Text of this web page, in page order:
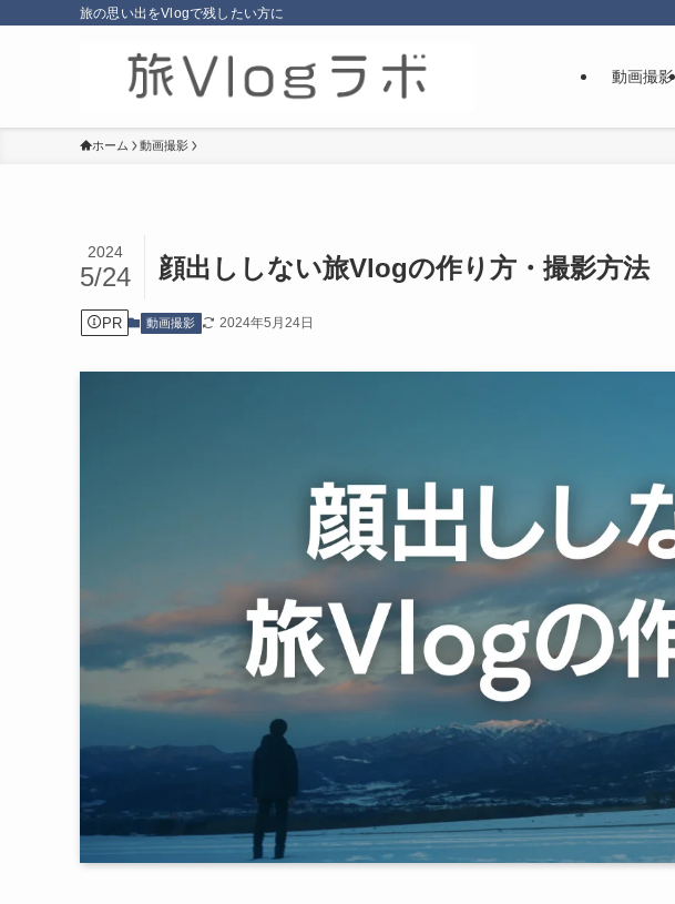
旅の思い出をVlogで残したい方に
動画撮影
ホーム 動画撮影
顔出ししない旅Vlogの作り方・撮影方法
2024
5/24
PR 動画撮影 2024年5月24日